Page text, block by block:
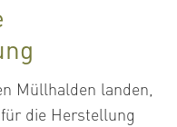
Müllhalden landen,
die Herstellung